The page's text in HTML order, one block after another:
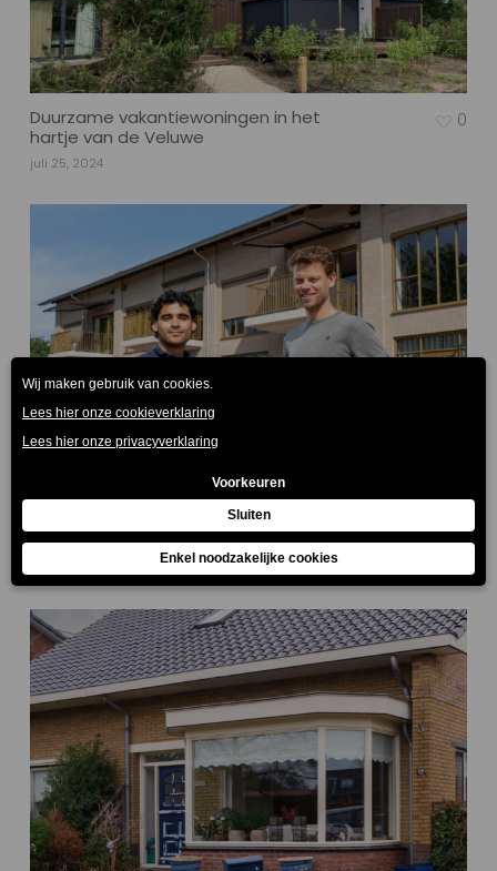
Duurzame vakantiewoningen in het
hartje van de Veluwe
juli 25, 2024
0
Ventilatievraagstuk langs spoor
getackeld